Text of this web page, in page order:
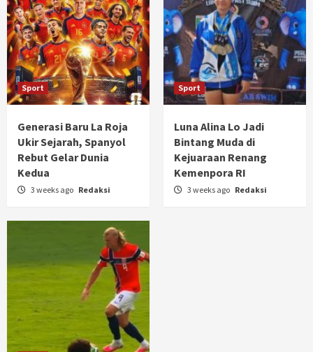
Sport
Generasi Baru La Roja
Ukir Sejarah, Spanyol
Rebut Gelar Dunia
Kedua
3 weeks ago Redaksi
Sport
Luna Alina Lo Jadi
Bintang Muda di
Kejuaraan Renang
Kemenpora RI
3 weeks ago Redaksi